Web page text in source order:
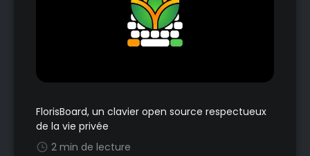
FlorisBoard, un clavier open source respectueux
de la vie privée
2 min de lecture